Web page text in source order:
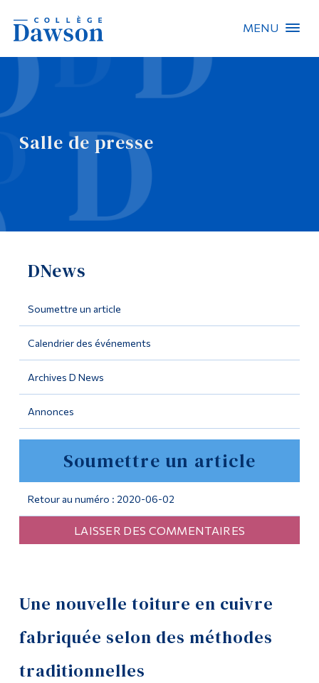
MENU
Salle de presse
DNews
Soumettre un article
Calendrier des événements
Archives D News
Annonces
Soumettre un article
Retour au numéro : 2020-06-02
LAISSER DES COMMENTAIRES
Une nouvelle toiture en cuivre
fabriquée selon des méthodes
traditionnelles
Recherche sur le site
Recherche de personnes
EN
Omnivox
Outils
Programmes
Formation continue
Admissions
Qui vous êtes
Étudiants actuels
personnel administratif